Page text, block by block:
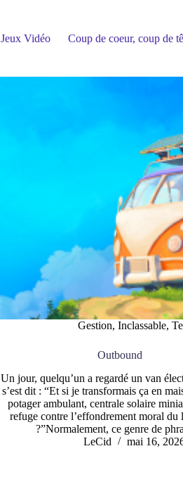
Jeux Vidéo Coup de coeur, coup de
Gestion,Inclassable,
Outbound
Un jour, quelqu’un a regardé un van
s’est dit : “Et si je transformais ça en
potager ambulant, centrale solaire
refuge contre l’effondrement moral du
?”Normalement, ce genre de
LeCid
mai 16,